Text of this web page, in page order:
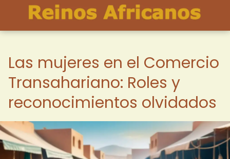
Las mujeres en el Comercio
Transahariano: Roles y
reconocimientos olvidados